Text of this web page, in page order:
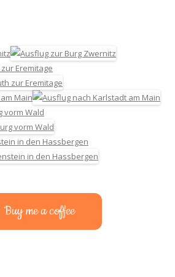
Eremitage
Main
vorm Wald
in den Hassbergen
Buy me a coffee